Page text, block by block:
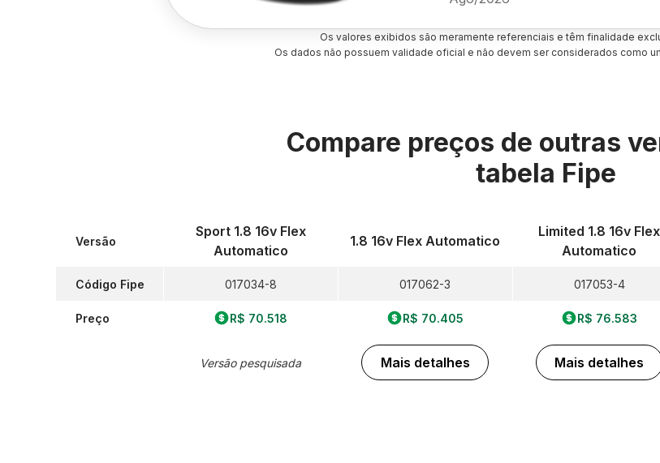
Os valores exibidos são meramente referenciais e têm finalidade
Os dados não possuem validade oficial e não devem ser considerados como
Compare preços de outras
tabela Fipe
Versão
Código Fipe
Preço
Sport 1.8 16v Flex
Automatico
017034-8
R$ 70.518
Versão pesquisada
1.8 16v Flex Automatico
017062-3
R$ 70.405
Mais detalhes
Limited 1.8 16v Flex
Automatico
017053-4
R$ 76.583
Mais detalhes